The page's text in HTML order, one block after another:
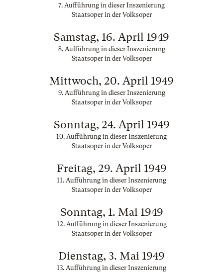
7. Aufführung in dieser Inszenierung
Staatsoper in der Volksoper
Samstag, 16. April 1949
8. Aufführung in dieser Inszenierung
Staatsoper in der Volksoper
Mittwoch, 20. April 1949
9. Aufführung in dieser Inszenierung
Staatsoper in der Volksoper
Sonntag, 24. April 1949
10. Aufführung in dieser Inszenierung
Staatsoper in der Volksoper
Freitag, 29. April 1949
11. Aufführung in dieser Inszenierung
Staatsoper in der Volksoper
Sonntag, 1. Mai 1949
12. Aufführung in dieser Inszenierung
Staatsoper in der Volksoper
Dienstag, 3. Mai 1949
13. Aufführung in dieser Inszenierung